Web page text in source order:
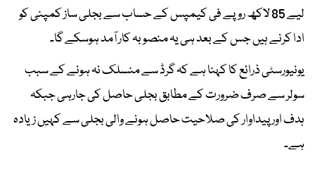
لیے 85 لاکھ روپے فی کیمپس کے حساب سے بجلی ساز کمپنی کو
ادا کرنے ہیں جس کے بعد ہی یہ منصوبہ کار آمد ہوسکے گا۔
یونیورسٹی ذرائع کا کہنا ہے کہ گرڈ سے منسلک نہ ہونے کے سبب
سولر سے صرف ضرورت کے مطابق بجلی حاصل کی جارہی جبکہ
ہدف اور پیداوار کی صلاحیت حاصل ہونے والی بجلی سے کہیں زیادہ
ہے۔